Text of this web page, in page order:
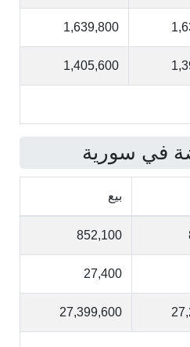
1,639,800
1,405,600
في سورية
بيع
852,100
27,400
27,399,600